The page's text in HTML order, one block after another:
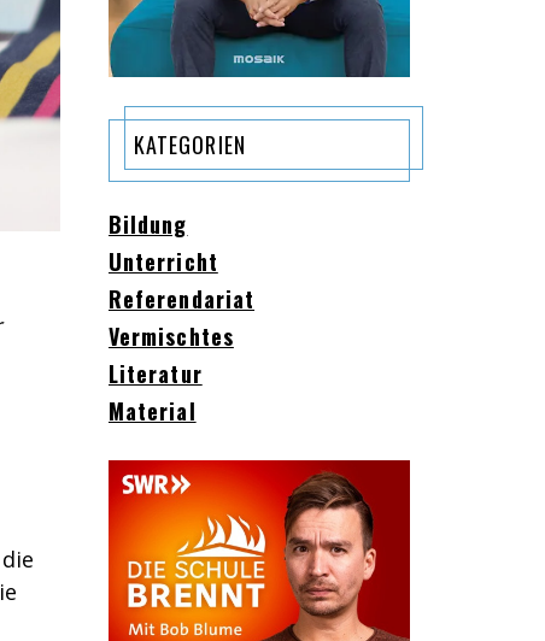
KATEGORIEN
Bildung
Unterricht
Referendariat
Vermischtes
Literatur
Material